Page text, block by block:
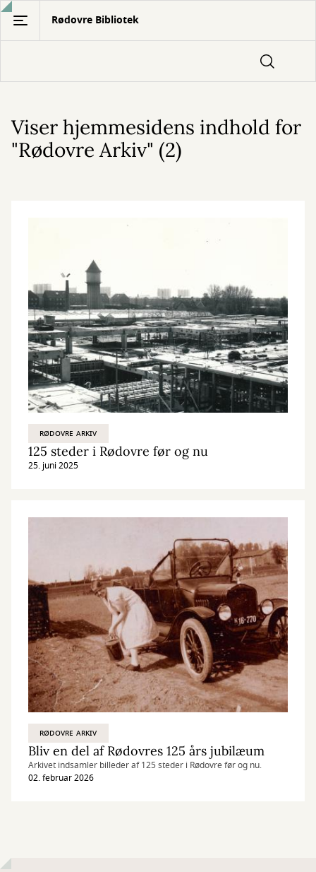
Gå
hovedindhold
Rødovre Bibliotek
Viser hjemmesidens indhold for
"Rødovre Arkiv" (2)
RØDOVRE ARKIV
125 steder i Rødovre før og nu
25. juni 2025
RØDOVRE ARKIV
Bliv en del af Rødovres 125 års jubilæum
Arkivet indsamler billeder af 125 steder i Rødovre før og nu.
02. februar 2026